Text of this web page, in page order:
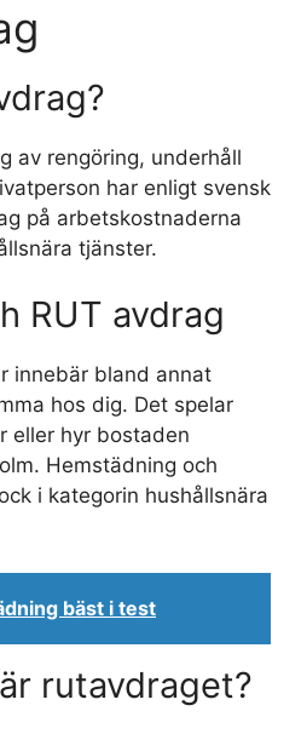
av rengöring, underhåll
har enligt svensk
på arbetskostnaderna
tjänster.
RUT avdrag
innebär bland annat
hos dig. Det spelar
eller hyr bostaden
Hemstädning och
i kategorin hushållsnära
bäst i test
rutavdraget?